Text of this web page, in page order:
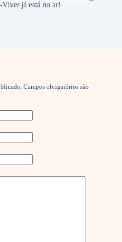
já está no ar!
Campos obrigatórios são